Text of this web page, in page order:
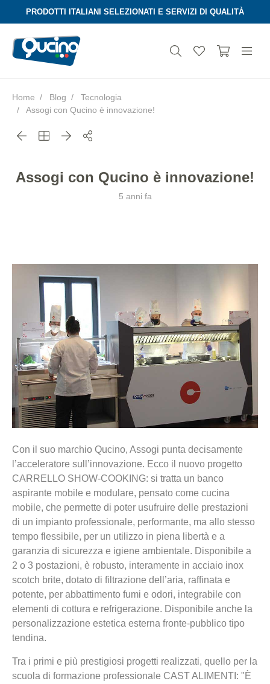
Aura
PRODOTTI ITALIANI SELEZIONATI E SERVIZI DI QUALITÀ
Home Blog
Tecnologia
Assogi con Qucino è innovazione!
Assogi con Qucino è innovazione!
5 anni fa
Con il suo marchio Qucino, Assogi punta decisamente
l’acceleratore sull’innovazione. Ecco il nuovo progetto
CARRELLO SHOW-COOKING: si tratta un banco
aspirante mobile e modulare, pensato come cucina
mobile, che permette di poter usufruire delle prestazioni
di un impianto professionale, performante, ma allo stesso
tempo flessibile, per un utilizzo in piena libertà e a
garanzia di sicurezza e igiene ambientale. Disponibile a
2 o 3 postazioni, è robusto, interamente in acciaio inox
scotch brite, dotato di filtrazione dell’aria, raffinata e
potente, per abbattimento fumi e odori, integrabile con
elementi di cottura e refrigerazione. Disponibile anche la
personalizzazione estetica esterna fronte-pubblico tipo
tendina.
Tra i primi e più prestigiosi progetti realizzati, quello per la
scuola di formazione professionale CAST ALIMENTI: "È